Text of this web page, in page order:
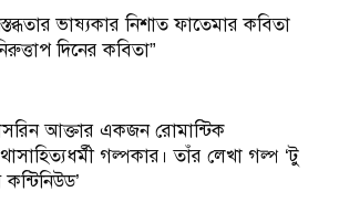
ভাষ্যকার নিশাত ফাতেমার কবিতা
দিনের কবিতা”
আক্তার একজন রোমান্টিক
গল্পকার। তাঁর লেখা গল্প ‘টু
কন্টিনিউড’